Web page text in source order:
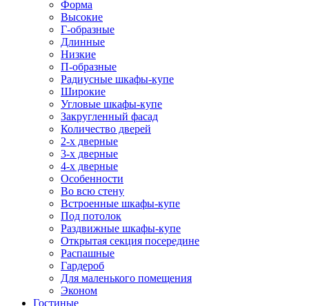
Форма
Высокие
Г-образные
Длинные
Низкие
П-образные
Радиусные шкафы-купе
Широкие
Угловые шкафы-купе
Закругленный фасад
Количество дверей
2-х дверные
3-х дверные
4-х дверные
Особенности
Во всю стену
Встроенные шкафы-купе
Под потолок
Раздвижные шкафы-купе
Открытая секция посередине
Распашные
Гардероб
Для маленького помещения
Эконом
Гостиные